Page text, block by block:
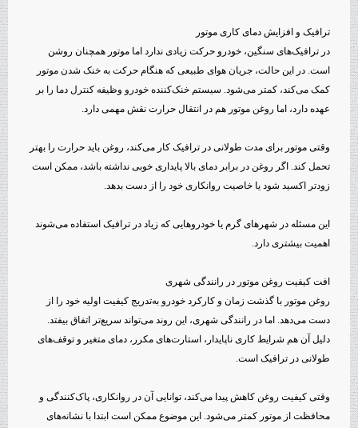
ترافیک و افزایش دمای کاری موتور
در ترافیک‌های سنگین، خودرو حرکت زیادی ندارد اما موتور همچنان روشن
است. در این حالت، جریان هوای طبیعی که هنگام حرکت به خنک شدن موتور
کمک می‌کند، کمتر می‌شود. سیستم خنک‌کننده خودرو وظیفه کنترل دما را بر
عهده دارد، اما روغن موتور هم در انتقال حرارت نقش مهمی دارد.
وقتی موتور برای مدت طولانی در ترافیک کار می‌کند، روغن باید حرارت را بهتر
تحمل کند. اگر روغن در برابر دمای بالا پایداری خوبی نداشته باشد، ممکن است
زودتر اکسید شود یا خاصیت روانکاری خود را از دست بدهد.
این مسئله در شهرهای گرم یا خودروهایی که زیاد در ترافیک استفاده می‌شوند
اهمیت بیشتری دارد.
افت کیفیت روغن موتور در رانندگی شهری
روغن موتور با گذشت زمان و کارکرد خودرو به‌تدریج کیفیت اولیه خود را از
دست می‌دهد. اما در رانندگی شهری، این روند می‌تواند سریع‌تر اتفاق بیفتد.
دلیل آن هم شرایط کاری ناپایدار، استارت‌های مکرر، دمای متغیر و توقف‌های
طولانی در ترافیک است.
وقتی کیفیت روغن کاهش پیدا می‌کند، توانایی آن در روانکاری، پاک‌کنندگی و
محافظت از موتور کمتر می‌شود. این موضوع ممکن است ابتدا با نشانه‌های